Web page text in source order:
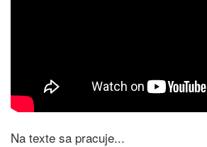
Na texte sa pracuje...